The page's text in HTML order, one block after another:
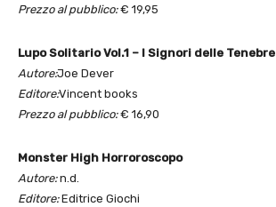
Prezzo al pubblico:€ 19,95
Lupo Solitario Vol.1 – I Signori delle Tenebre
Autore:Joe Dever
Editore:Vincent books
Prezzo al pubblico:€ 16,90
Monster High Horroroscopo
Autore:n.d.
Editore:Editrice Giochi